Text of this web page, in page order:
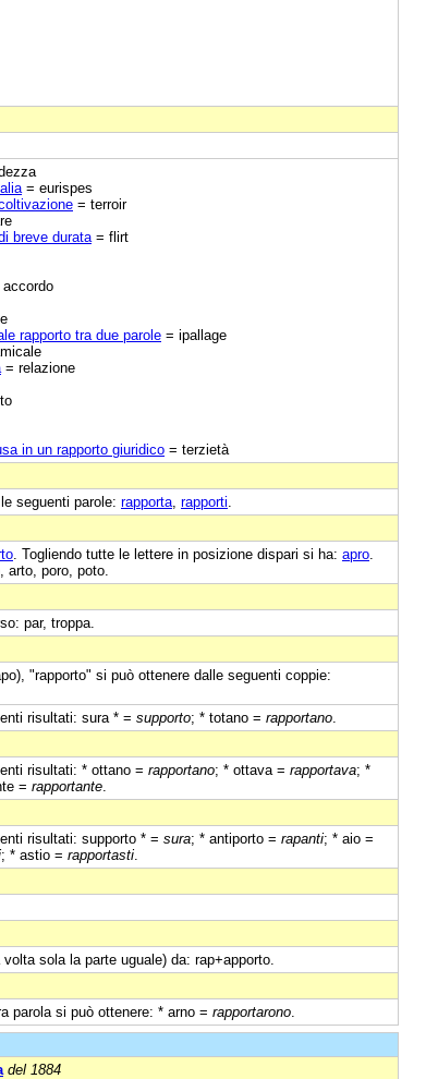
= eurispes
= terroir
breve durata = flirt
accordo
rapporto tra due parole = ipallage
= relazione
in un rapporto giuridico = terzietà
seguenti parole: rapporta rapporti
. Togliendo tutte le lettere in posizione dispari si ha: apro
poro, poto.
par, troppa.
"rapporto" si può ottenere dalle seguenti coppie:
risultati: sura * = supporto; * totano = rapportano
risultati: * ottano = rapportano; * ottava = rapportava; *
= rapportante
risultati: supporto * = sura; * antiporto = rapanti; * aio =
; * astio = rapportasti
sola la parte uguale) da: rap+apporto.
parola si può ottenere: * arno = rapportarono
del 1884